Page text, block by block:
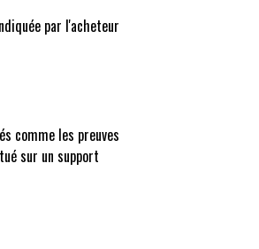
par l'acheteur
comme les preuves
sur un support